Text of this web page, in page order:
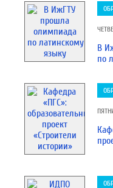
В
по